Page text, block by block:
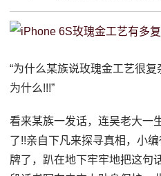
“为什么某族说玫瑰金工艺很
为什么!!!”
看来某族一发话，连吴老大一
了!!亲自下凡来探寻真相，小
牌了，趴在地下牢牢地把这句